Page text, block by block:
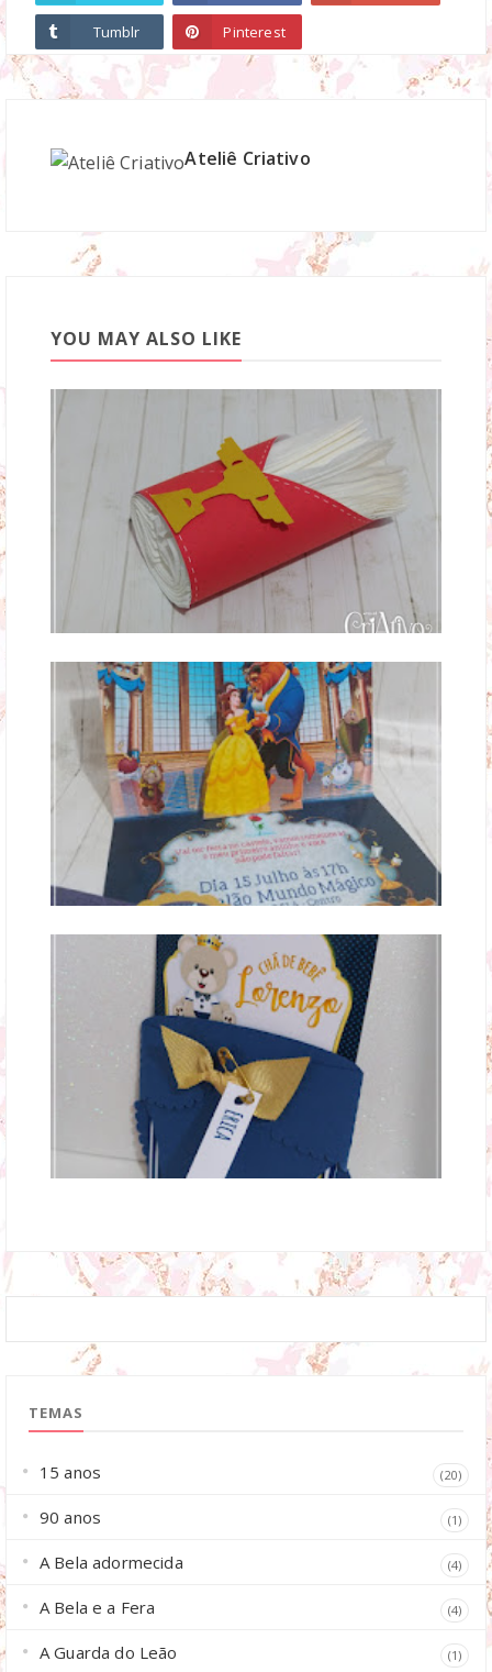
Tumblr Pinterest
Ateliê Criativo
YOU MAY ALSO LIKE
TEMAS
15 anos (20)
90 anos (1)
A Bela adormecida (4)
A Bela e a Fera (4)
A Guarda do Leão (1)